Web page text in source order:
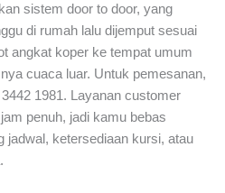
sistem door to door, yang
di rumah lalu dijemput sesuai
angkat koper ke tempat umum
cuaca luar. Untuk pemesanan,
1981. Layanan customer
penuh, jadi kamu bebas
jadwal, ketersediaan kursi, atau